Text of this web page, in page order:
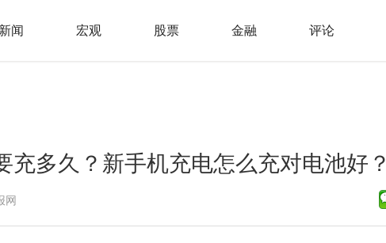
新闻 宏观 股票 金融 评论
充多久？新手机充电怎么充对电池好？
网